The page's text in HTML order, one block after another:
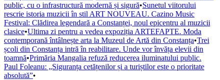
public, cu o infrastructură modernă și sigură•Sunetul viitorului
rescrie istoria muzicii în stil ART NOUVEAU. Cazino Music
Festival: Clădirea legendară a Constanței, noul epicentru al muzicii
clasice•Ultima zi pentru a vedea expoziția ARTEFAPTE. Moda
contemporană întâlnește arta la Muzeul de Artă din Constanța•Trei
școli din Constanța intră în reabilitare. Unde vor învăța elevii din
toamnă•Primăria Mangalia refuză reducerea iluminatului public.
Paul Foleanu: „Siguranța cetățenilor și a turiștilor este o prioritate
absolută”•